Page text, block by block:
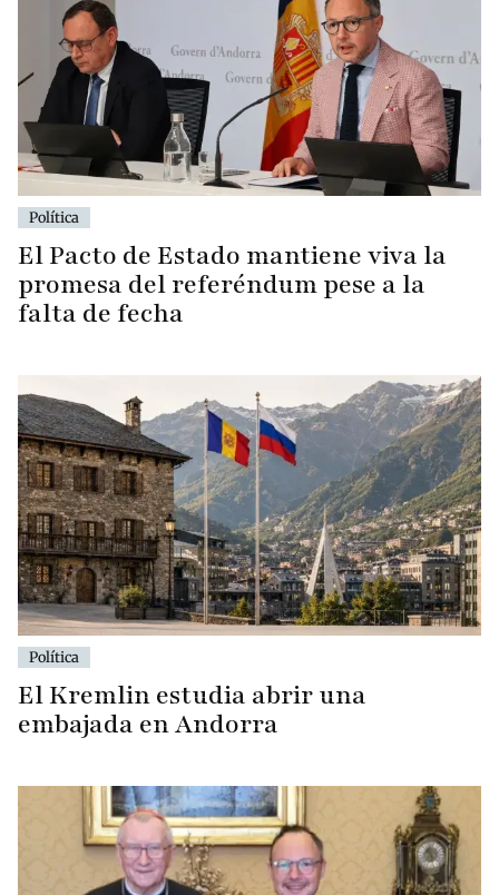
Política
El Pacto de Estado mantiene viva la
promesa del referéndum pese a la
falta de fecha
Política
El Kremlin estudia abrir una
embajada en Andorra